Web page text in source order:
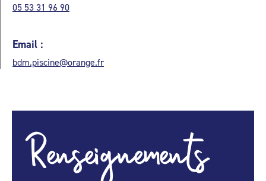
05 53 31 96 90
Email :
bdm.piscine@orange.fr
Renseignements